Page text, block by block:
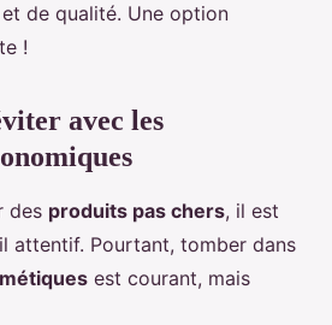
de qualité. Une option
!
avec les
des produits pas chers, il est
attentif. Pourtant, tomber dans
est courant, mais